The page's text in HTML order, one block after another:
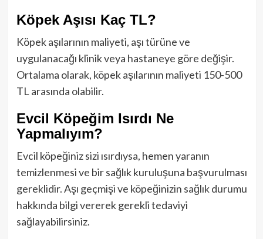
Köpek Aşısı Kaç TL?
Köpek aşılarının maliyeti, aşı türüne ve
uygulanacağı klinik veya hastaneye göre değişir.
Ortalama olarak, köpek aşılarının maliyeti 150-500
TL arasında olabilir.
Evcil Köpeğim Isırdı Ne
Yapmalıyım?
Evcil köpeğiniz sizi ısırdıysa, hemen yaranın
temizlenmesi ve bir sağlık kuruluşuna başvurulması
gereklidir. Aşı geçmişi ve köpeğinizin sağlık durumu
hakkında bilgi vererek gerekli tedaviyi
sağlayabilirsiniz.